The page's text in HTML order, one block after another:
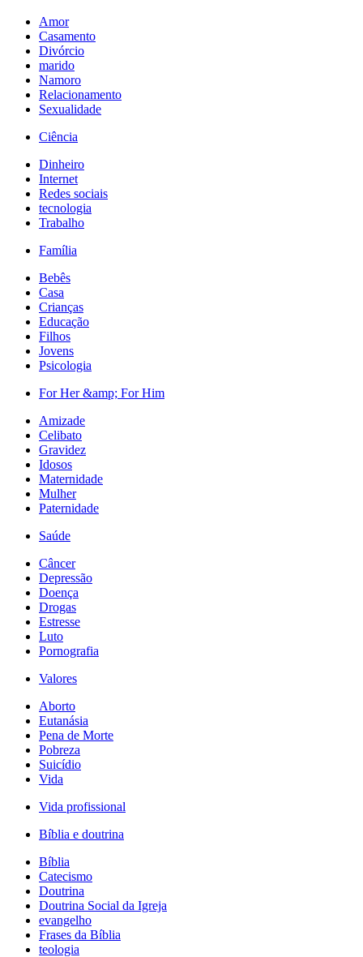
Amor
Casamento
Divórcio
marido
Namoro
Relacionamento
Sexualidade
Ciência
Dinheiro
Internet
Redes sociais
tecnologia
Trabalho
Família
Bebês
Casa
Crianças
Educação
Filhos
Jovens
Psicologia
For Her &amp; For Him
Amizade
Celibato
Gravidez
Idosos
Maternidade
Mulher
Paternidade
Saúde
Câncer
Depressão
Doença
Drogas
Estresse
Luto
Pornografia
Valores
Aborto
Eutanásia
Pena de Morte
Pobreza
Suicídio
Vida
Vida profissional
Bíblia e doutrina
Bíblia
Catecismo
Doutrina
Doutrina Social da Igreja
evangelho
Frases da Bíblia
teologia